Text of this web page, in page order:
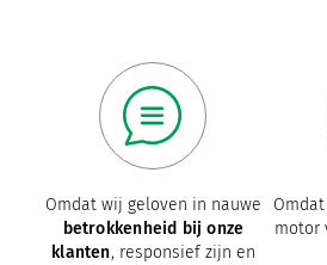
Omdat wij geloven in nauwe
betrokkenheid bij onze
klanten, responsief zijn en
Omdat
motor